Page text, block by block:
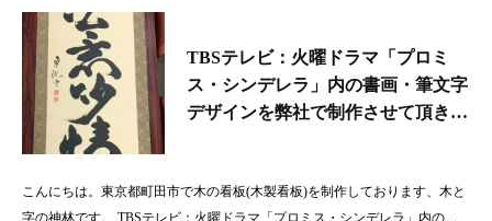
TBSテレビ：火曜ドラマ「プロミ
ス・シンデレラ」内の書画・筆文字
デザインを弊社で制作させて頂きま
こんにちは。東京都町田市で木の看板(木製看板)を制作しております、木と
字の神林です。 TBSテレビ：火曜ドラマ「プロミス・シンデレラ」内の書